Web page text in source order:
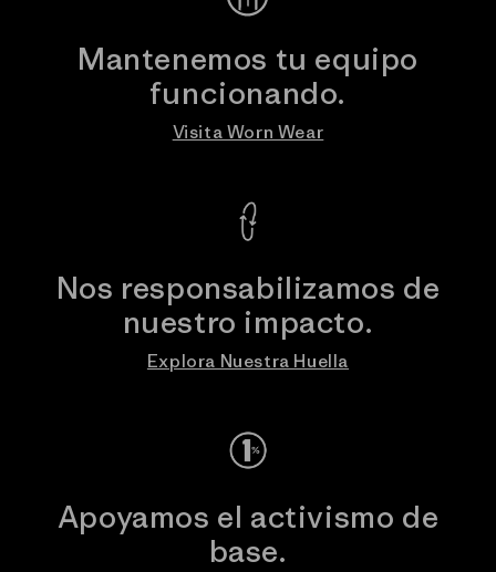
Mantenemos tu equipo
funcionando.
Visita Worn Wear
Nos responsabilizamos de
nuestro impacto.
Explora Nuestra Huella
Apoyamos el activismo de
base.